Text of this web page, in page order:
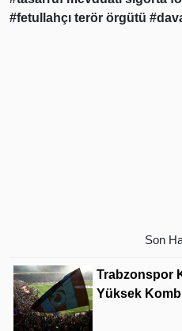
#fetullahçı terör örgütü
Son
Trabzonspor
Yüksek